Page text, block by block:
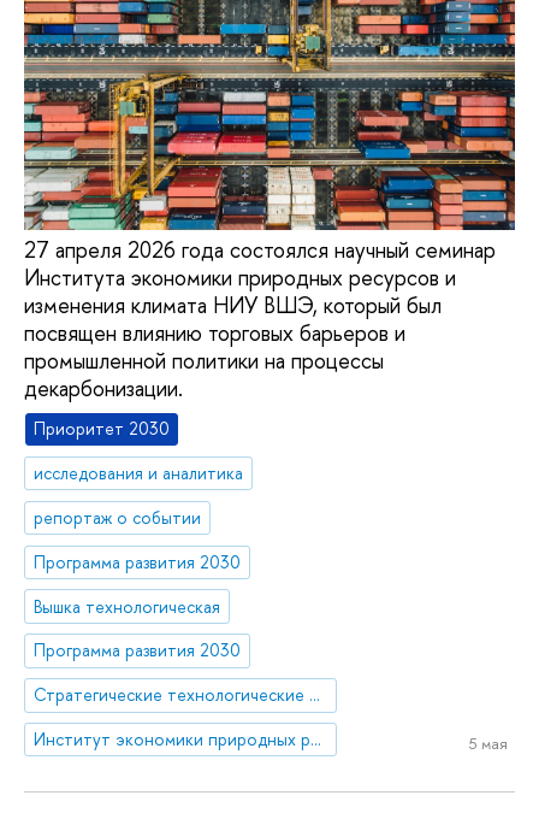
27 апреля 2026 года состоялся научный семинар
Института экономики природных ресурсов и
изменения климата НИУ ВШЭ, который был
посвящен влиянию торговых барьеров и
промышленной политики на процессы
декарбонизации.
Приоритет 2030
исследования и аналитика
репортаж о событии
Программа развития 2030
Вышка технологическая
Программа развития 2030
Стратегические технологические проекты
Институт экономики природных ресурсов и изменения климата
5 мая